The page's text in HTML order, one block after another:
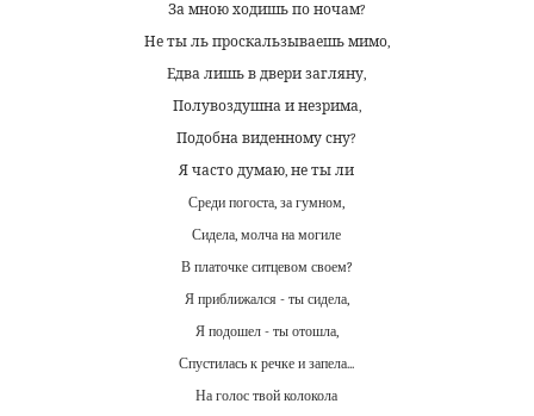
За мною ходишь по ночам?
Не ты ль проскальзываешь мимо,
Едва лишь в двери загляну,
Полувоздушна и незрима,
Подобна виденному сну?
Я часто думаю, не ты ли
Среди погоста, за гумном,
Сидела, молча на могиле
В платочке ситцевом своем?
Я приближался - ты сидела,
Я подошел - ты отошла,
Спустилась к речке и запела...
На голос твой колокола